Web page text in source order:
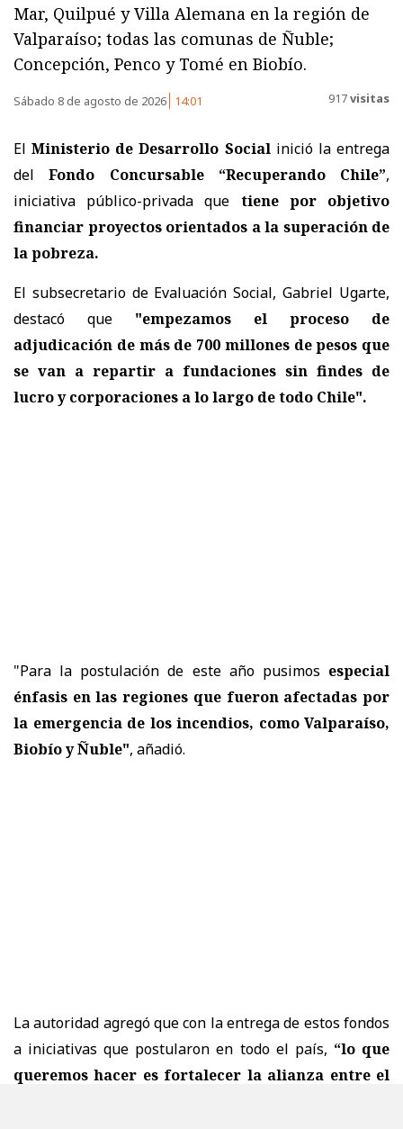
Mar, Quilpué y Villa Alemana en la región de
Valparaíso; todas las comunas de Ñuble;
Concepción, Penco y Tomé en Biobío.
Sábado 8 de agosto de 2026 14:01 917visitas
ElMinisterio de Desarrollo Socialinició la entrega
delFondo Concursable “Recuperando Chile”,
iniciativa público-privada que tiene por objetivo
financiar proyectos orientados a la superación de
la pobreza.
El subsecretario de Evaluación Social, Gabriel Ugarte,
destacó que "empezamos el proceso de
adjudicación de más de 700 millones de pesos que
se van a repartir a fundaciones sin findes de
lucro y corporaciones a lo largo de todo Chile".
"Para la postulación de este año pusimos especial
énfasis en las regiones que fueron afectadas por
la emergencia de los incendios, como Valparaíso,
Biobío y Ñuble", añadió.
La autoridad agregó que con la entrega de estos fondos
a iniciativas que postularon en todo el país, “lo que
queremos hacer es fortalecer la alianza entre el